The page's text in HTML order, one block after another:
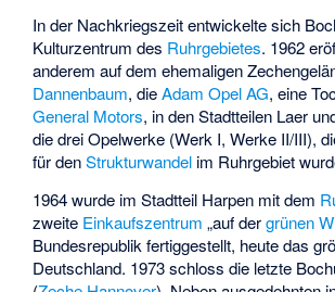
In der Nachkriegszeit entwickelte sich
Kulturzentrum des Ruhrgebietes. 1962
anderem auf dem ehemaligen
Dannenbaum, dieAdam Opel AG, eine
General Motors, in den Stadtteilen Laer
die drei Opelwerke (Werk I,Werke II/III),
für denStrukturwandel im Ruhrgebiet
1964 wurde im Stadtteil Harpen mit dem
zweite Einkaufszentrum „auf dergrünen
Bundesrepublik fertiggestellt, heute das
Deutschland. 1973 schloss die letzte